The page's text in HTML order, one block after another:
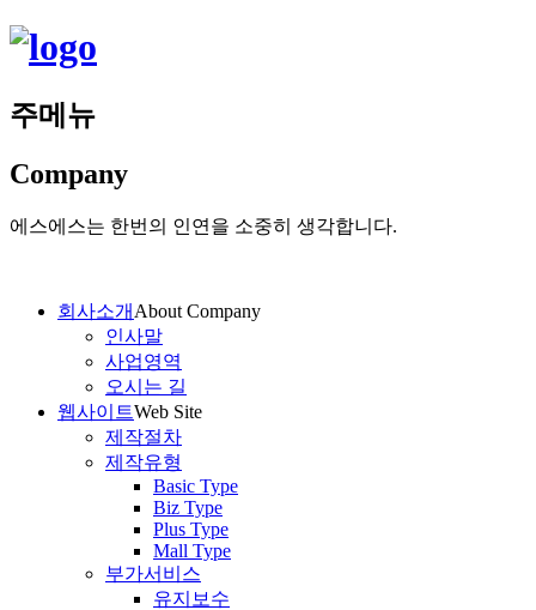
주메뉴
Company
에스에스는 한번의 인연을 소중히 생각합니다.
회사소개 About Company
인사말
사업영역
오시는 길
웹사이트Web Site
제작절차
제작유형
Basic Type
Biz Type
Plus Type
Mall Type
부가서비스
유지보수